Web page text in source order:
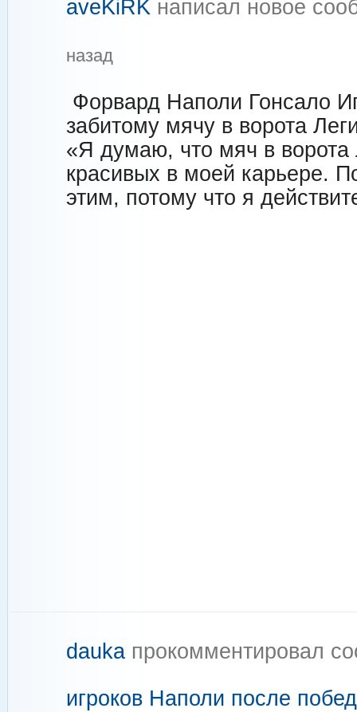
aveKiRK написал новое
назад
Форвард Наполи Гонсало
забитому мячу в ворота
«Я думаю, что мяч в
красивых в моей карьере.
этим, потому что я
daukaпрокомментировал
игроков Наполи после